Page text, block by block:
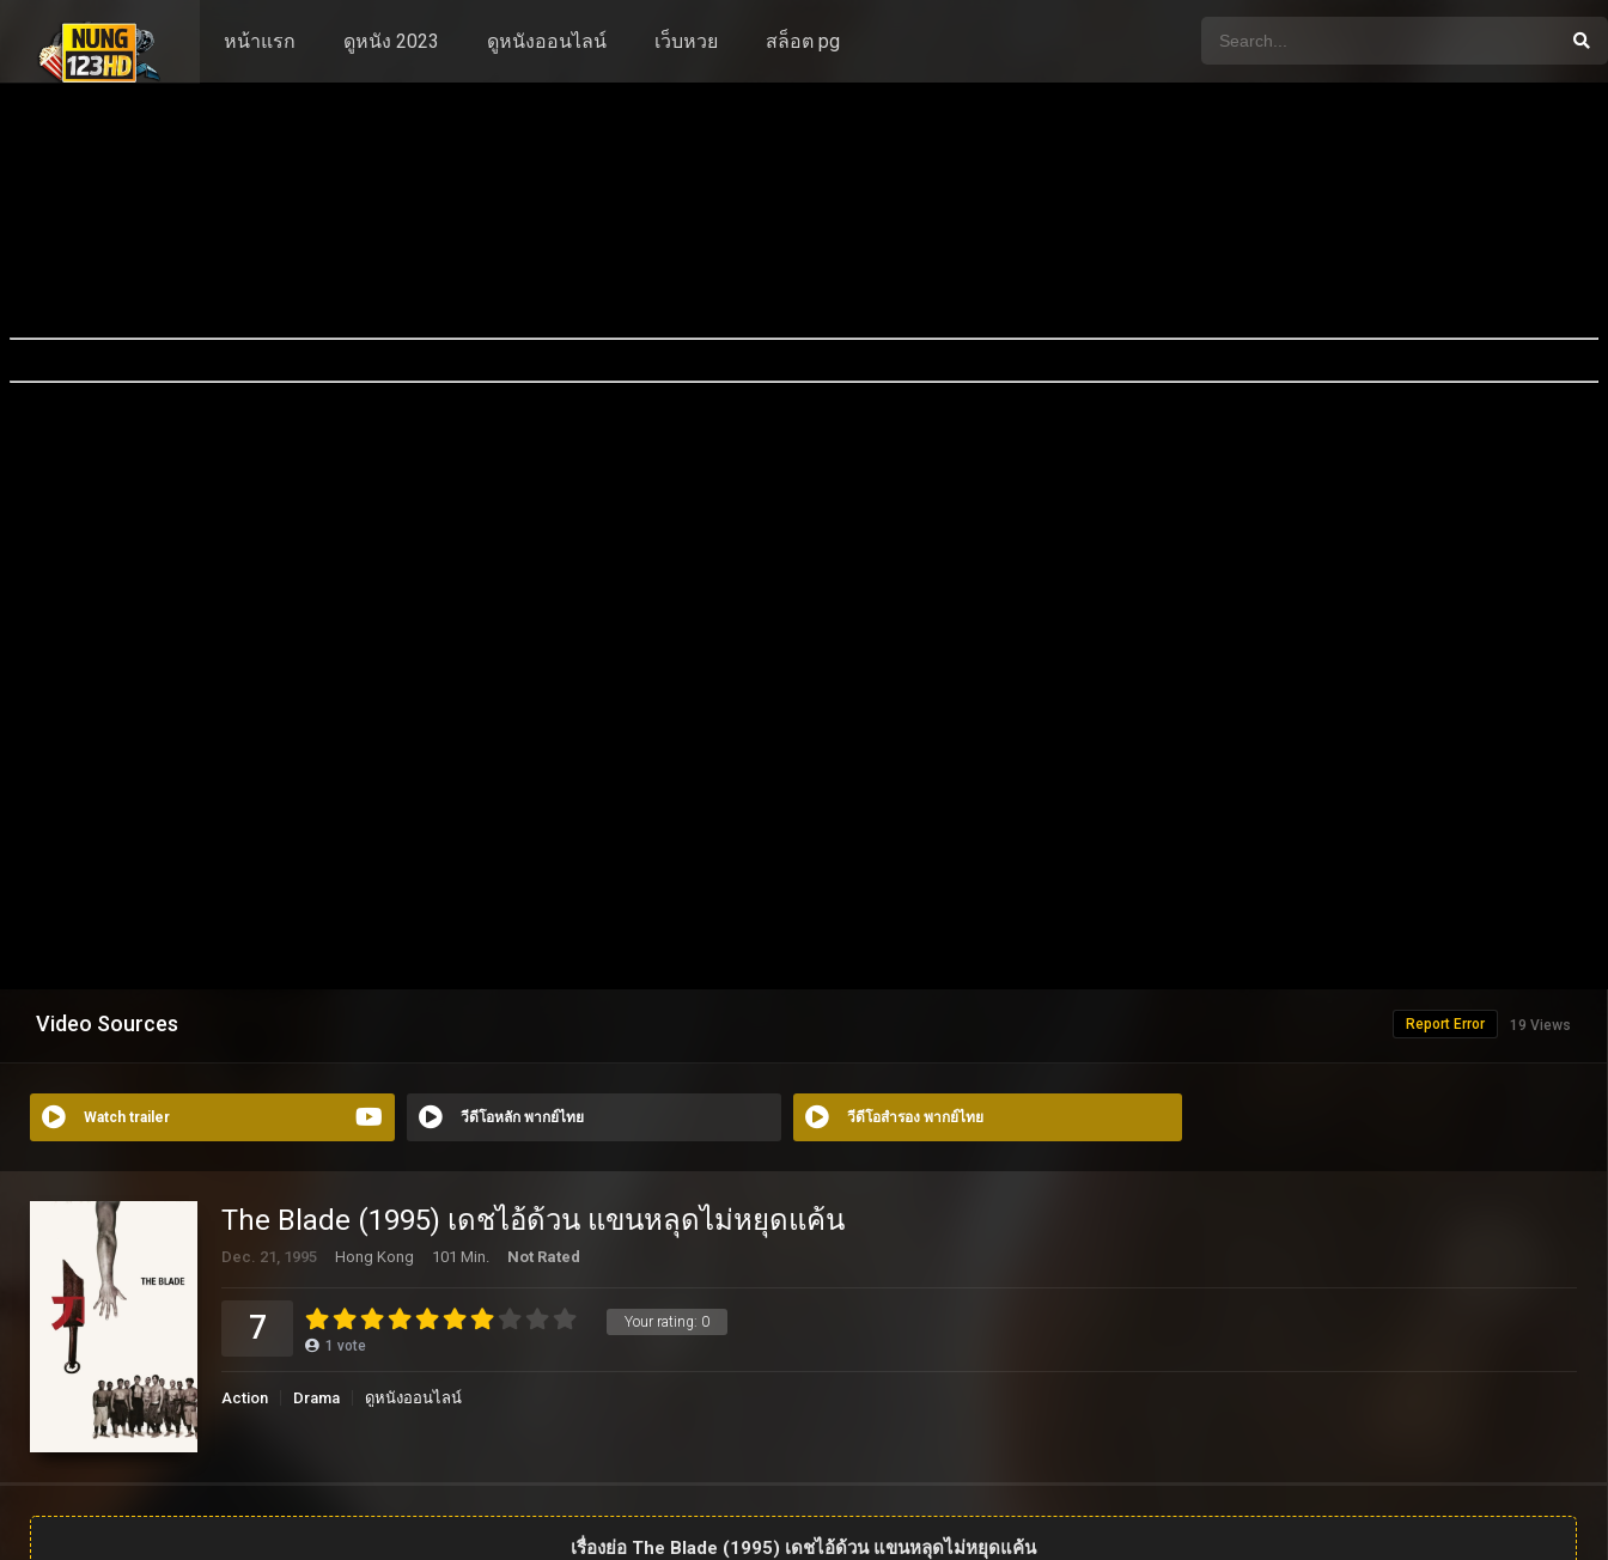
หน้าแรก ดูหนัง 2023 ดูหนังออนไลน์ เว็บหวย สล็อต pg
Video Sources 19 Views
Report Error
Watch trailer วีดีโอหลัก พากย์ไทย วีดีโอสำรอง พากย์ไทย
The Blade (1995) เดชไอ้ด้วน แขนหลุดไม่หยุดแค้น
Dec. 21, 1995 Hong Kong 101 Min. Not Rated
Your rating: 0
7 1 vote
Action Drama ดูหนังออนไลน์
เรื่องย่อ The Blade (1995) เดชไอ้ด้วน แขนหลุดไม่หยุดแค้น